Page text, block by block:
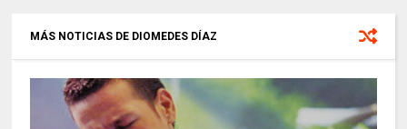
MÁS NOTICIAS DE DIOMEDES DÍAZ